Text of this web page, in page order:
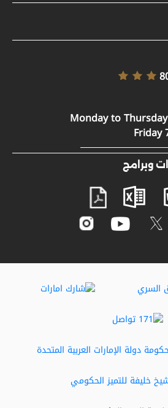
Monday to
Friday
وبرامج